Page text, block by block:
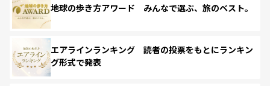
地球の歩き方アワード みんなで選ぶ、旅のベスト。
エアラインランキング 読者の投票をもとにランキン
グ形式で発表